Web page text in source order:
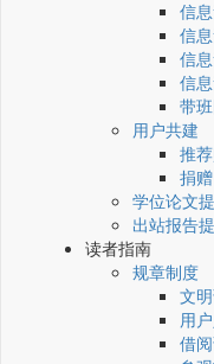
信
信
信
信
带
用户共建
推
捐赠
学位论文
出站报告
读者指南
规章制度
文
用
借